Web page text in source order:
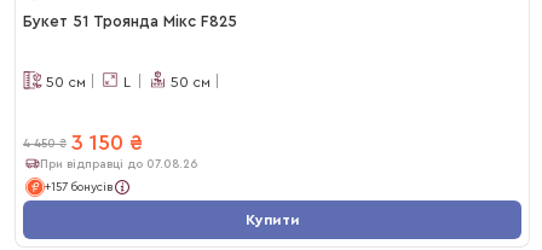
Букет 51 Троянда Мікс F825
50 см L 50 см
4 450 ₴ 3 150 ₴
При відправці до 07.08.26
+157 бонусів
Купити